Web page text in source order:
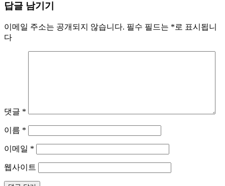
답글 남기기
이메일 주소는 공개되지 않습니다. 필수 필드는 *로 표시됩니
다
댓글 *
이름 *
이메일 *
웹사이트